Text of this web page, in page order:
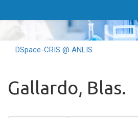
DSpace-CRIS @ ANLIS
Gallardo, Blas.